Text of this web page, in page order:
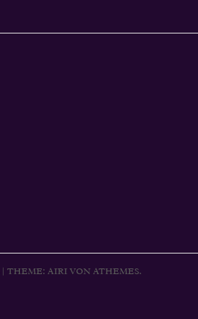
| THEME: AIRIVON ATHEMES.